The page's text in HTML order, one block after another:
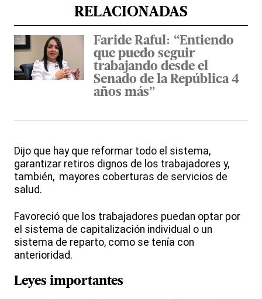
RELACIONADAS
Faride Raful: “Entiendo
que puedo seguir
trabajando desde el
Senado de la República 4
años más”
Dijo que hay que reformar todo el sistema,
garantizar retiros dignos de los trabajadores y,
también, mayores coberturas de servicios de
salud.
Favoreció que los trabajadores puedan optar por
el sistema de capitalización individual o un
sistema de reparto, como se tenía con
anterioridad.
Leyes importantes